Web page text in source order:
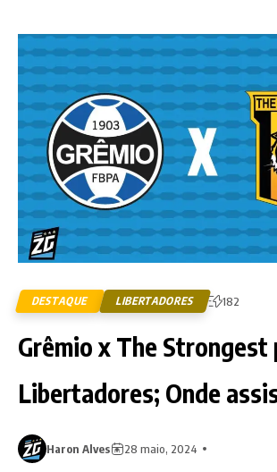
DESTAQUE LIBERTADORES 182
Grêmio x The Strongest
Libertadores; Onde
Haron Alves 28 maio, 2024